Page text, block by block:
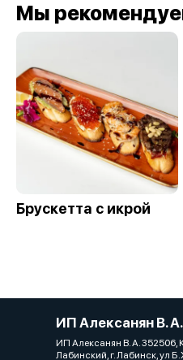
Мы
Брускетта с икрой
ИП Алексанян В. А.
ИП Алексанян В. А. 352506,
Лабинский, г. Лабинск, ул